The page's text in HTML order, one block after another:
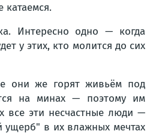
Интересно одно — когда
у этих, кто молится до сих
они же горят живьём под
на минах — поэтому им
все эти несчастные люди —
ущерб" в их влажных мечтах